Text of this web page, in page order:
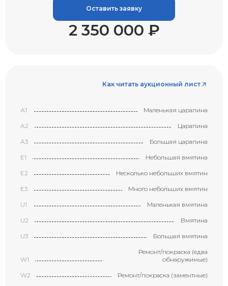
Оставить заявку
2 350 000 ₽
Как читать аукционный лист
А1 Маленькая царапина
А2 Царапина
А3 Большая царапина
Е1 Небольшая вмятина
Е2 Несколько небольших вмятин
Е3 Много небольших вмятин
U1 Маленькая вмятина
U2 Вмятина
U3 Большая вмятина
W1
Ремонт/покраска (едва
обнаружимые)
W2 Ремонт/покраска (заментные)